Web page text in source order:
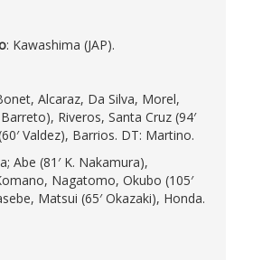
: Kawashima (JAP).
Alcaraz, Da Silva, Morel,
Riveros, Santa Cruz (94′
Valdez), Barrios. DT: Martino.
Abe (81′ K. Nakamura),
Nagatomo, Okubo (105′
Matsui (65′ Okazaki), Honda.